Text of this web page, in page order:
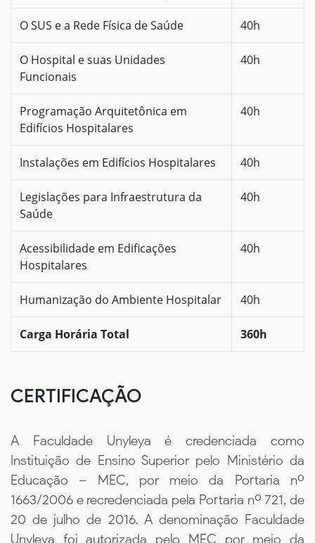
O SUS e a Rede Física de Saúde 40h
O Hospital e suas Unidades
Funcionais
40h
Programação Arquitetônica em
Edifícios Hospitalares
40h
Instalações em Edifícios Hospitalares 40h
Legislações para Infraestrutura da
Saúde
40h
Acessibilidade em Edificações
Hospitalares
40h
Humanização do Ambiente Hospitalar 40h
Carga Horária Total 360h
CERTIFICAÇÃO
A Faculdade Unyleya é credenciada como
Instituição de Ensino Superior pelo Ministério da
Educação – MEC, por meio da Portaria nº
1663/2006 e recredenciada pela Portaria nº 721, de
20 de julho de 2016. A denominação Faculdade
Unyleya foi autorizada pelo MEC por meio da